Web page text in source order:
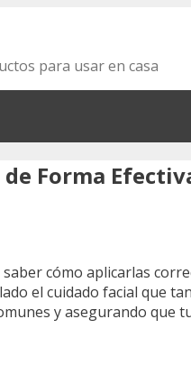
para usar en casa
Forma
saber cómo aplicarlas
el cuidado facial que
y asegurando que